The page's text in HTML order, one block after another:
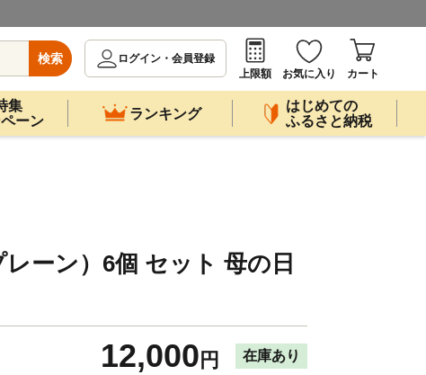
検索
ログイン・会員登録
上限額
お気に入り カート
集
ーン
ランキング
はじめての
ふるさと納税
ーン）6個 セット 母の日
12,000 円 在庫あり